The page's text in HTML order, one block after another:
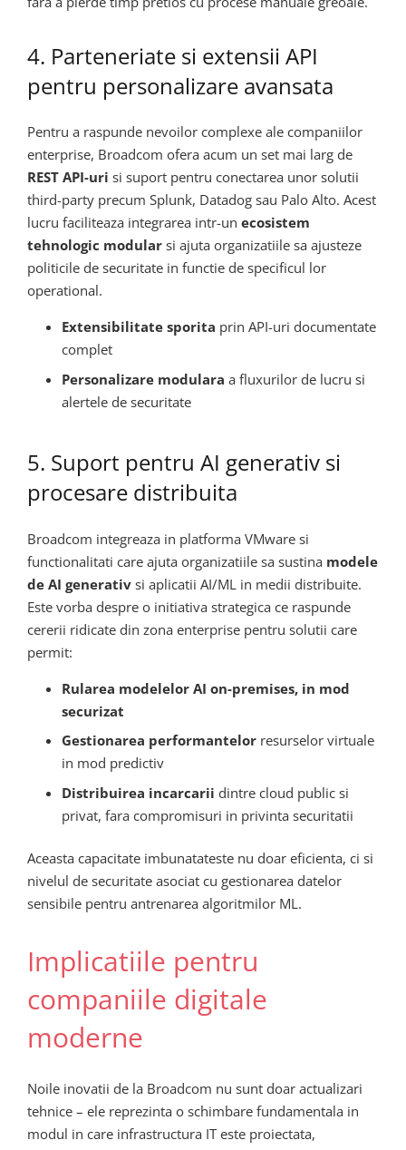
4. Parteneriate si extensii API
pentru personalizare avansata
Pentru a raspunde nevoilor complexe ale companiilor
enterprise, Broadcom ofera acum un set mai larg de
REST API-uri si suport pentru conectarea unor solutii
third-party precum Splunk, Datadog sau Palo Alto. Acest
lucru faciliteaza integrarea intr-un ecosistem
tehnologic modular si ajuta organizatiile sa ajusteze
politicile de securitate in functie de specificul lor
operational.
Extensibilitate sporita prin API-uri documentate
complet
Personalizare modulara a fluxurilor de lucru si
alertele de securitate
5. Suport pentru AI generativ si
procesare distribuita
Broadcom integreaza in platforma VMware si
functionalitati care ajuta organizatiile sa sustina modele
de AI generativ si aplicatii AI/ML in medii distribuite.
Este vorba despre o initiativa strategica ce raspunde
cererii ridicate din zona enterprise pentru solutii care
permit:
Rularea modelelor AI on-premises, in mod
securizat
Gestionarea performantelorresurselor virtuale
in mod predictiv
Distribuirea incarcarii dintre cloud public si
privat, fara compromisuri in privinta securitatii
Aceasta capacitate imbunatateste nu doar eficienta, ci si
nivelul de securitate asociat cu gestionarea datelor
sensibile pentru antrenarea algoritmilor ML.
Implicatiile pentru
companiile digitale
moderne
Noile inovatii de la Broadcom nu sunt doar actualizari
tehnice – ele reprezinta o schimbare fundamentala in
modul in care infrastructura IT este proiectata,